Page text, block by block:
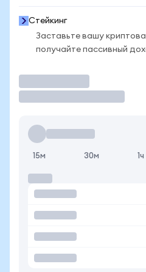
Стейкинг
Заставьте вашу
получайте пассивный
15м 30м 1ч